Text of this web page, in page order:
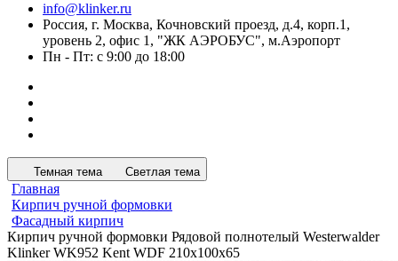
info@klinker.ru
Россия, г. Москва, Кочновский проезд, д.4, корп.1,
уровень 2, офис 1, "ЖК АЭРОБУС", м.Аэропорт
Пн - Пт: с 9:00 до 18:00
Темная тема Светлая тема
Главная
Кирпич ручной формовки
Фасадный кирпич
Кирпич ручной формовки Рядовой полнотелый Westerwalder
Klinker WK952 Kent WDF 210x100x65